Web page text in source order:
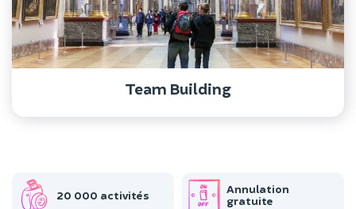
Team Building
20 000 activités
Annulation
gratuite